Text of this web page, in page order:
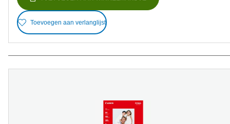
Toevoegen aan verlanglijst